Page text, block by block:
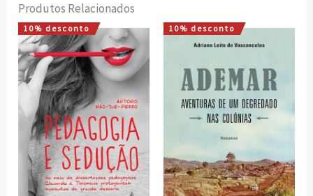
Produtos Relacionados
10% desconto
O
preço
original
era:
15,00 €.
O
preço
atual
é:
13,50 €.
10% desconto
O
preço
era:
18,00 €.
O
preço
é:
16,20 €.